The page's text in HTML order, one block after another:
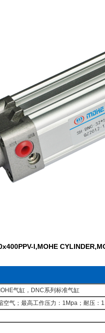
I,MOHE
气缸，DNC系列标准气缸
空气；最高工作压力：1Mpa；耐压